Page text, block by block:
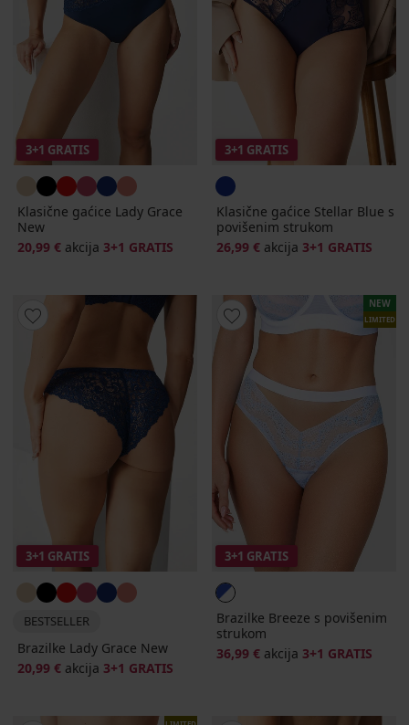
3+1 GRATIS
Klasične gaćice Lady Grace
New
20,99 € akcija 3+1 GRATIS
3+1 GRATIS
Klasične gaćice Stellar Blue s
povišenim strukom
26,99 € akcija 3+1 GRATIS
3+1 GRATIS
BESTSELLER
Brazilke Lady Grace New
20,99 € akcija 3+1 GRATIS
NEW
LIMITED
3+1 GRATIS
Brazilke Breeze s povišenim
strukom
36,99 € akcija 3+1 GRATIS